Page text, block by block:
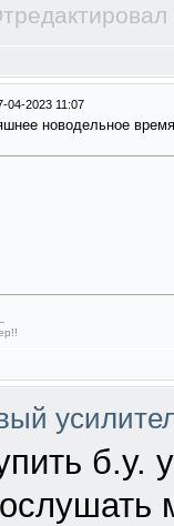
04-2023 11:07
новодельное
б.у.